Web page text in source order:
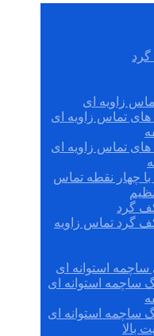
گرد
زاویه ای
های تماس زاویه ای
های تماس زاویه ای
با چهار نقطه تماس
گرد
گرد تماس زاویه
ساچمه استوانه ای
ساچمه استوانه ای
ساچمه استوانه ای
بالا